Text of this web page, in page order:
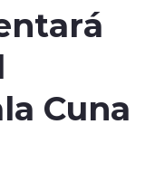
Cuna